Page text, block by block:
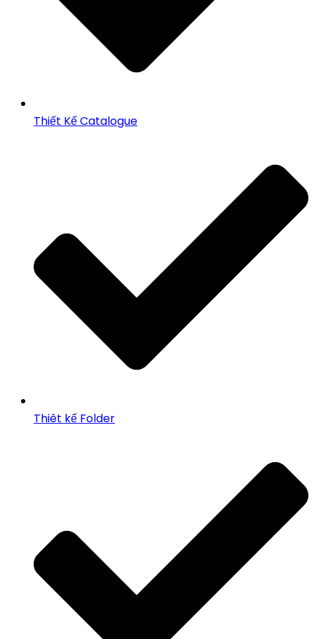
Thiết Kế Catalogue
Thiêt kế Folder